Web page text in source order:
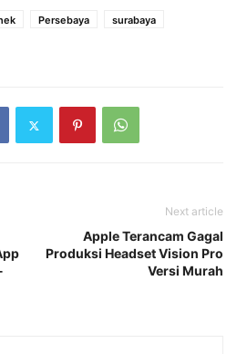
Persebaya
surabaya
Next article
Apple Terancam Gagal
Produksi Headset Vision Pro
Versi Murah